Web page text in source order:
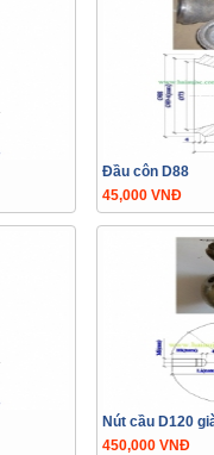
Đầu côn D88
45,000 VNĐ
Nút cầu D120
450,000 VNĐ